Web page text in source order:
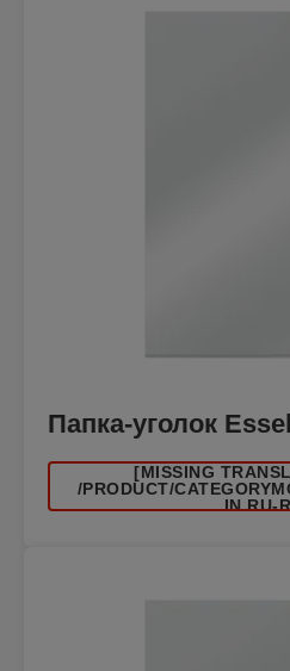
Папка-уголок
[MISSING
/PRODUCT/
IN RU-